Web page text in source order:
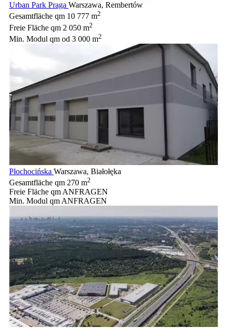
Urban Park Praga Warszawa, Rembertów
Gesamtfläche qm 10 777 m2
Freie Fläche qm 2 050 m2
Min. Modul qm od 3 000 m2
Płochocińska Warszawa, Białołęka
Gesamtfläche qm 270 m2
Freie Fläche qm ANFRAGEN
Min. Modul qm ANFRAGEN